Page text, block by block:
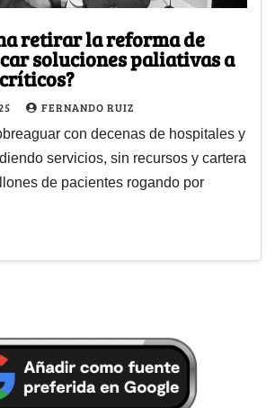
retirar la reforma de
soluciones paliativas a
FERNANDO RUIZ
con decenas de hospitales y
servicios, sin recursos y cartera
de pacientes rogando por